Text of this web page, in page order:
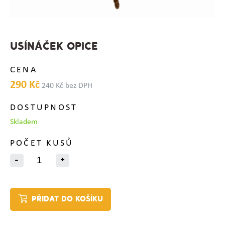
USÍNÁČEK OPICE
CENA
290 Kč 240 Kč bez DPH
DOSTUPNOST
Skladem
POČET KUSŮ
-
+
PŘIDAT DO KOŠÍKU